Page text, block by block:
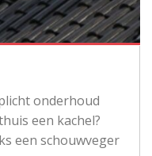
onderhoud
een kachel?
een schouwveger